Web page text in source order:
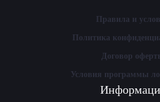
Правила и
Политика
Договор
Условия программы